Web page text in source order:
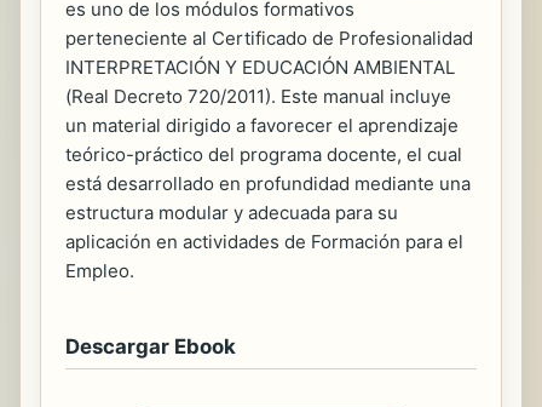
es uno de los módulos formativos
perteneciente al Certificado de Profesionalidad
INTERPRETACIÓN Y EDUCACIÓN AMBIENTAL
(Real Decreto 720/2011). Este manual incluye
un material dirigido a favorecer el aprendizaje
teórico-práctico del programa docente, el cual
está desarrollado en profundidad mediante una
estructura modular y adecuada para su
aplicación en actividades de Formación para el
Empleo.
Descargar Ebook